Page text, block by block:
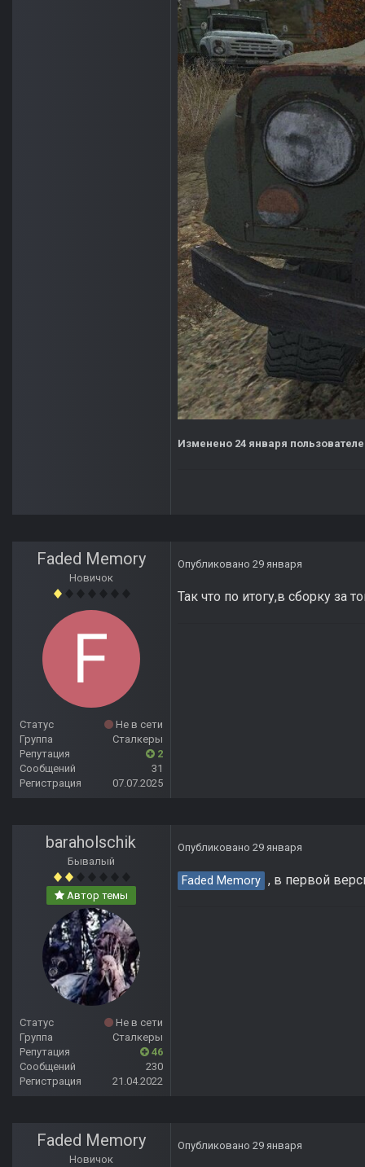
Изменено 24 января
Faded Memory
Новичок
Статус
Не в сети
Группа
Сталкеры
Репутация
2
Сообщений
31
Регистрация
07.07.2025
Опубликовано 29 января
Так что по итогу,в сборку за
baraholschik
Бывалый
Автор темы
Статус
Не в сети
Группа
Сталкеры
Репутация
46
Сообщений
230
Регистрация
21.04.2022
Опубликовано 29 января
Faded Memory , в первой
Faded Memory
Новичок
Опубликовано 29 января